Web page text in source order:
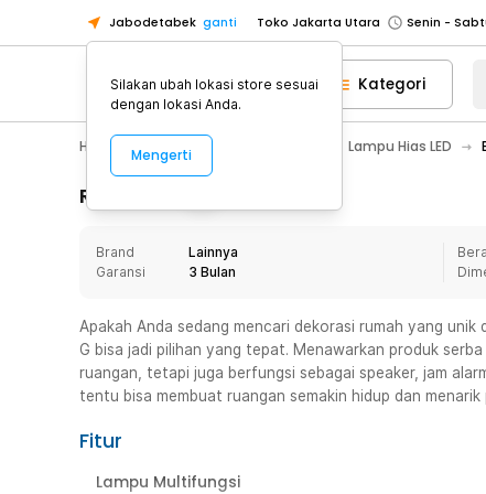
Jabodetabek ganti Toko Jakarta Utara
Toko Tangerang
Toko Cikupa
Pick n Go Jakarta Barat
Senin -
Pick n Go Bekasi
Senin - Jumat
Senin - Jumat
Senin -
Senin -
Toko Tangerang
Toko Cikupa
Pick n Go Jakarta Barat
Senin
Kategori
Home Appliance Lampu Hias LED
Rincian Produk
Brand
Lainnya
Garansi
3 Bulan
Apakah Anda sedang mencari dekorasi rumah yang unik
G bisa jadi pilihan yang tepat. Menawarkan produk
ruangan, tetapi juga berfungsi sebagai speaker, jam
tentu bisa membuat ruangan semakin hidup dan
Fitur
Lampu Multifungsi
Silakan ubah lokasi store sesuai
dengan lokasi Anda.
Mengerti